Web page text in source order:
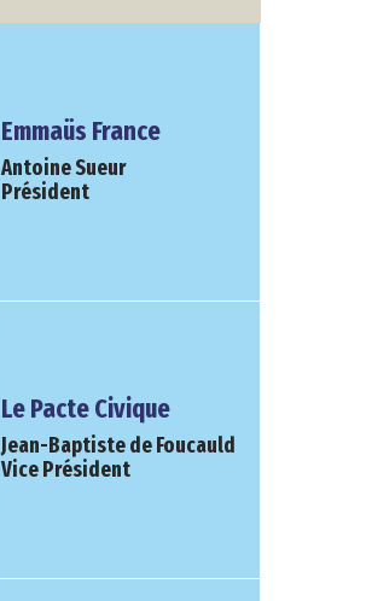
Emmaüs France
Antoine Sueur
Président
Le Pacte Civique
Jean-Baptiste de Foucauld
Vice Président